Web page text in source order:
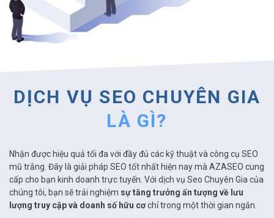
DỊCH VỤ SEO CHUYÊN GIA
LÀ GÌ?
Nhận được hiệu quả tối đa với đầy đủ các kỹ thuật và công cụ SEO
mũ trắng. Đây là giải pháp SEO tốt nhất hiện nay mà AZASEO cung
cấp cho bạn kinh doanh trực tuyến. Với dịch vụ Seo Chuyên Gia của
chúng tôi, bạn sẽ trải nghiệm sự tăng trưởng ấn tượng về lưu
lượng truy cập và doanh số hữu cơchỉ trong một thời gian ngắn.